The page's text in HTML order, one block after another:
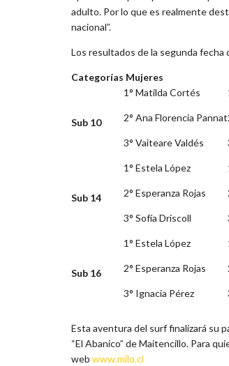
adulto. Por lo que es realmente
nacional”.
Los resultados de la segunda
Categorías Mujeres
Sub 10
1° Matilda Cortés
2° Ana Florencia Pannat
3° Vaiteare Valdés
Sub 14
1° Estela López
2° Esperanza Rojas
3° Sofía Driscoll
Sub 16
1° Estela López
2° Esperanza Rojas
3° Ignacia Pérez
Esta aventura del surf finalizará su
“El Abanico” de Maitencillo. Para
web www.milo.cl